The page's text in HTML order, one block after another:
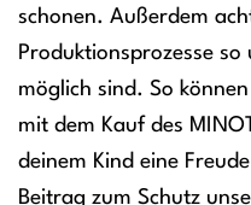
schonen. Außerdem
Produktionsprozesse
möglich sind. So
mit dem Kauf des
deinem Kind eine
Beitrag zum Schutz